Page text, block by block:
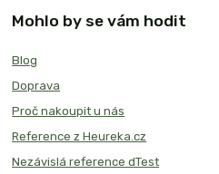
Mohlo by se vám hodit
Blog
Doprava
Proč nakoupit u nás
Reference z Heureka.cz
Nezávislá reference dTest